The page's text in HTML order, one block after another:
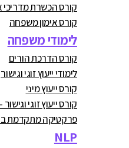
קורס הכשרת מדריכי
קורס אימון משפחה
לימודי משפחה
קורס הדרכת הורים
לימודי ייעוץ זוגי וגישור
קורס ייעוץ מיני
קורס ייעוץ זוגי
פרקטיקה מתקדמת
NLP